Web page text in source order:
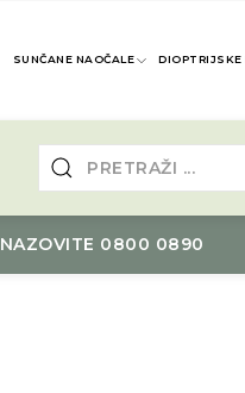
SUNČANE NAOČALE DIOPTRIJSKE
NAZOVITE 0800 0890